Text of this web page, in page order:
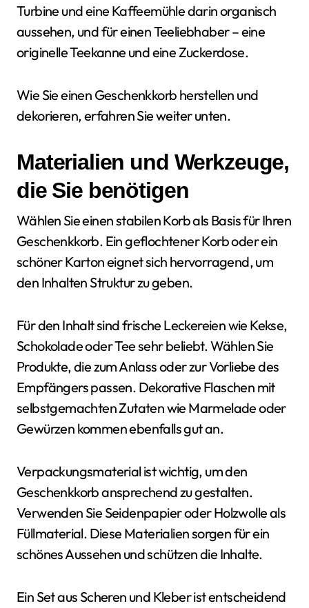
Turbine und eine Kaffeemühle darin organisch
aussehen, und für einen Teeliebhaber – eine
originelle Teekanne und eine Zuckerdose.
Wie Sie einen Geschenkkorb herstellen und
dekorieren, erfahren Sie weiter unten.
Materialien und Werkzeuge,
die Sie benötigen
Wählen Sie einen stabilen Korb als Basis für Ihren
Geschenkkorb. Ein geflochtener Korb oder ein
schöner Karton eignet sich hervorragend, um
den Inhalten Struktur zu geben.
Für den Inhalt sind frische Leckereien wie Kekse,
Schokolade oder Tee sehr beliebt. Wählen Sie
Produkte, die zum Anlass oder zur Vorliebe des
Empfängers passen. Dekorative Flaschen mit
selbstgemachten Zutaten wie Marmelade oder
Gewürzen kommen ebenfalls gut an.
Verpackungsmaterial ist wichtig, um den
Geschenkkorb ansprechend zu gestalten.
Verwenden Sie Seidenpapier oder Holzwolle als
Füllmaterial. Diese Materialien sorgen für ein
schönes Aussehen und schützen die Inhalte.
Ein Set aus Scheren und Kleber ist entscheidend